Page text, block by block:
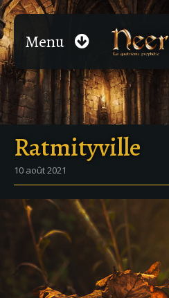
Menu
Ratmityville
10 août 2021